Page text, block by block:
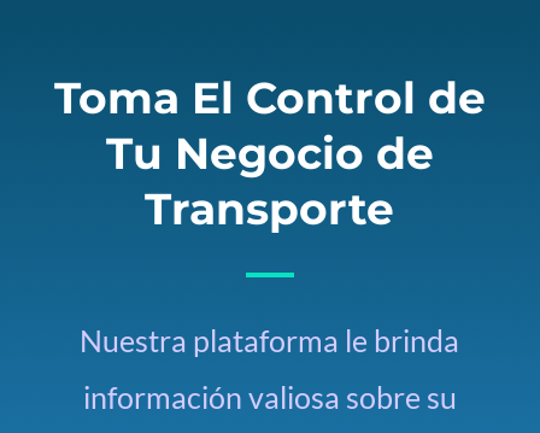
Toma El Control de
Tu Negocio de
Transporte
Nuestra plataforma le brinda
información valiosa sobre su